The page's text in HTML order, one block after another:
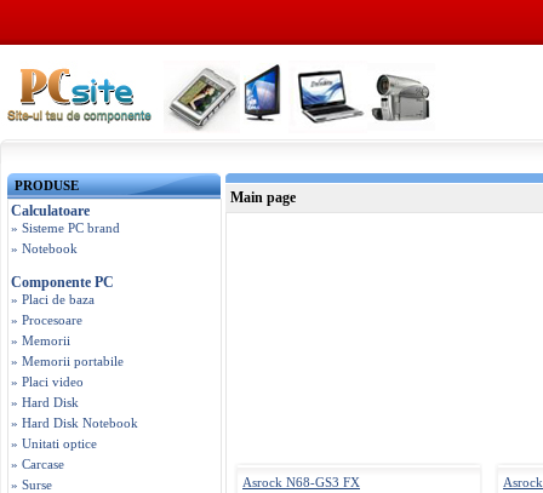
PRODUSE
Calculatoare
» Sisteme PC brand
» Notebook
Componente PC
» Placi de baza
» Procesoare
» Memorii
» Memorii portabile
» Placi video
» Hard Disk
» Hard Disk Notebook
» Unitati optice
» Carcase
» Surse
Main page
Asrock N68-GS3 FX